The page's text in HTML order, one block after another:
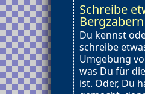
Schreibe
Bergzabern
Du kennst
schreibe
Umgebung
was Du für
ist. Oder, Du